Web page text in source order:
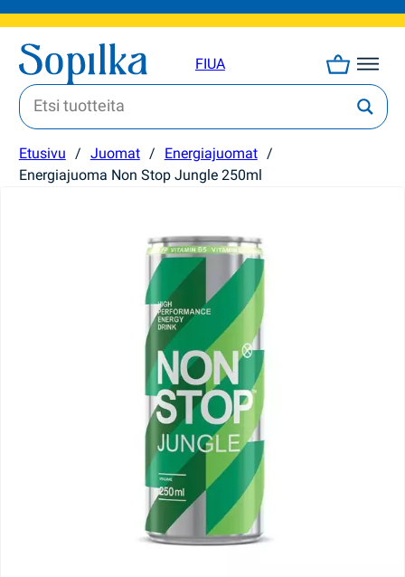
FIUA
Etusivu / Juomat / Energiajuomat /
Energiajuoma Non Stop Jungle 250ml